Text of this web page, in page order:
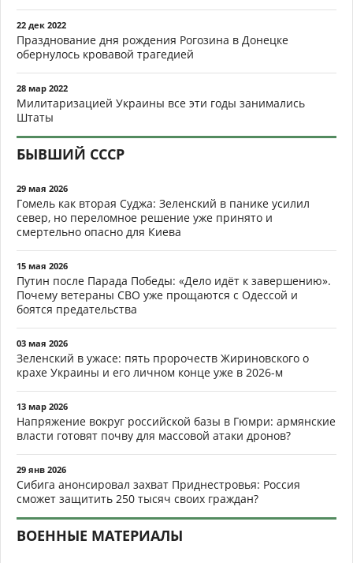
22 дек 2022
Празднование дня рождения Рогозина в Донецке
обернулось кровавой трагедией
28 мар 2022
Милитаризацией Украины все эти годы занимались
Штаты
БЫВШИЙ СССР
29 мая 2026
Гомель как вторая Суджа: Зеленский в панике усилил
север, но переломное решение уже принято и
смертельно опасно для Киева
15 мая 2026
Путин после Парада Победы: «Дело идёт к завершению».
Почему ветераны СВО уже прощаются с Одессой и
боятся предательства
03 мая 2026
Зеленский в ужасе: пять пророчеств Жириновского о
крахе Украины и его личном конце уже в 2026-м
13 мар 2026
Напряжение вокруг российской базы в Гюмри: армянские
власти готовят почву для массовой атаки дронов?
29 янв 2026
Сибига анонсировал захват Приднестровья: Россия
сможет защитить 250 тысяч своих граждан?
ВОЕННЫЕ МАТЕРИАЛЫ